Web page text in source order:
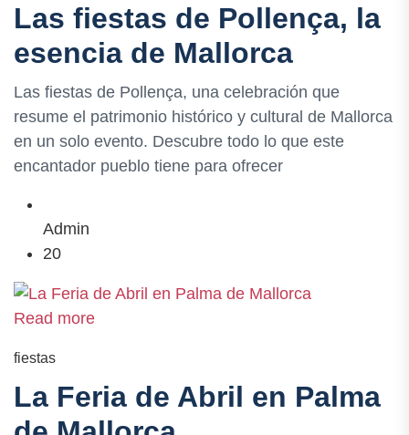
Las fiestas de Pollença, la
esencia de Mallorca
Las fiestas de Pollença, una celebración que
resume el patrimonio histórico y cultural de Mallorca
en un solo evento. Descubre todo lo que este
encantador pueblo tiene para ofrecer
Admin
20
Read more
fiestas
La Feria de Abril en Palma